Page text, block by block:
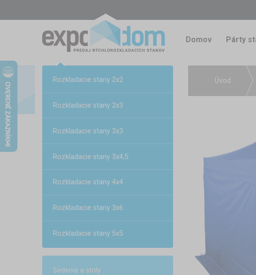
Domov Párty
Rozkladacie stany 2x2
Rozkladacie stany 2x3
Rozkladacie stany 3x3
Rozkladacie stany 3x4,5
Rozkladacie stany 4x4
Rozkladacie stany 3x6
Rozkladacie stany 5x5
Sedenia a stoly
Úvod